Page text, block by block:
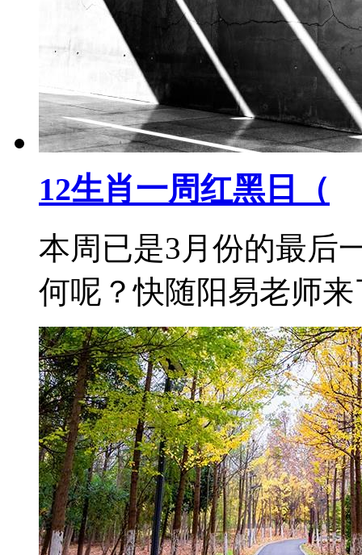
12生肖一周红黑日（
本周已是3月份的最后
何呢？快随阳易老师